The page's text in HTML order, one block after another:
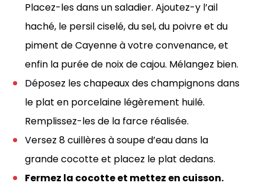
Placez-les dans un saladier. Ajoutez-y l’ail
haché, le persil ciselé, du sel, du poivre et du
piment de Cayenne à votre convenance, et
enfin la purée de noix de cajou. Mélangez bien.
Déposez les chapeaux des champignons dans
le plat en porcelaine légèrement huilé.
Remplissez-les de la farce réalisée.
Versez 8 cuillères à soupe d’eau dans la
grande cocotte et placez le plat dedans.
Fermez la cocotte et mettez en cuisson.